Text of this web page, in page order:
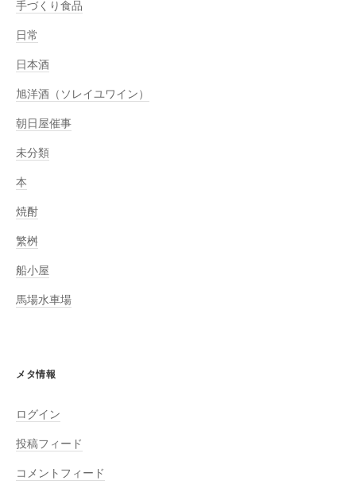
手づくり食品
日常
日本酒
旭洋酒（ソレイユワイン）
朝日屋催事
未分類
本
焼酎
繁桝
船小屋
馬場水車場
メタ情報
ログイン
投稿フィード
コメントフィード